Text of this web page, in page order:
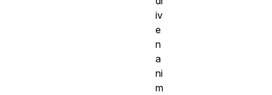
iv
e
n
a
ni
m